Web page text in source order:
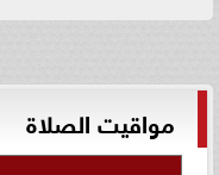
مواقيت الصلاة